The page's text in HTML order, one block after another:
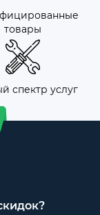
товары
спектр услуг